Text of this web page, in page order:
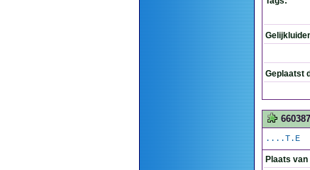
Geplaatst
660387
....T.E
Plaats van